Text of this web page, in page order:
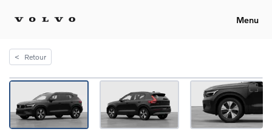
Menu
< Retour